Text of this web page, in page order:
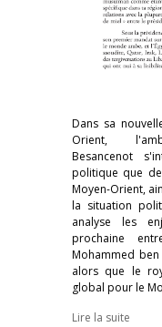
Dans sa
Orient,
Besancenot
politique que
Moyen-Orient,
la situation
analyse les
prochaine
Mohammed
alors que le
global pour le
Lire la suite